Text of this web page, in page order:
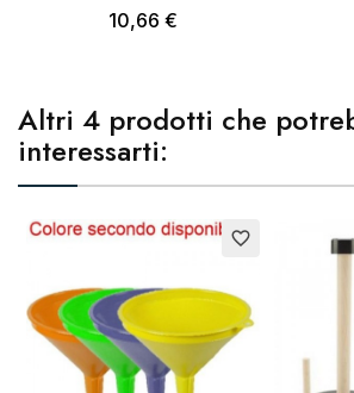
10,66 €
Altri 4 prodotti che
interessarti:
favorite_border